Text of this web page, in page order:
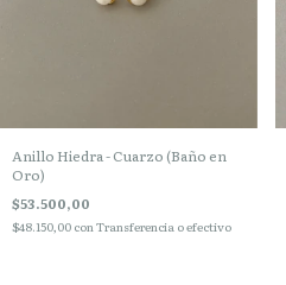
Anillo Hiedra - Cuarzo (Baño en
Oro)
$53.500,00
$48.150,00 con Transferencia o efectivo